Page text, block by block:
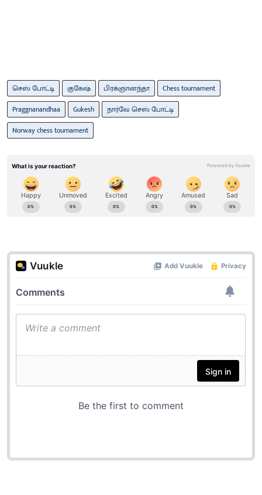
செஸ் போட்டி குகேஷ் பிரக்ஞானந்தா
Chess tournament
Praggnanandhaa
Gukesh
நார்வே செஸ் போட்டி
Norway chess tournament